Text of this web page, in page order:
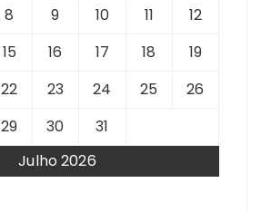
Julho 2026
8 9 10 11
12
15 16 17 18
19
22 23 24 25
26
29 30 31